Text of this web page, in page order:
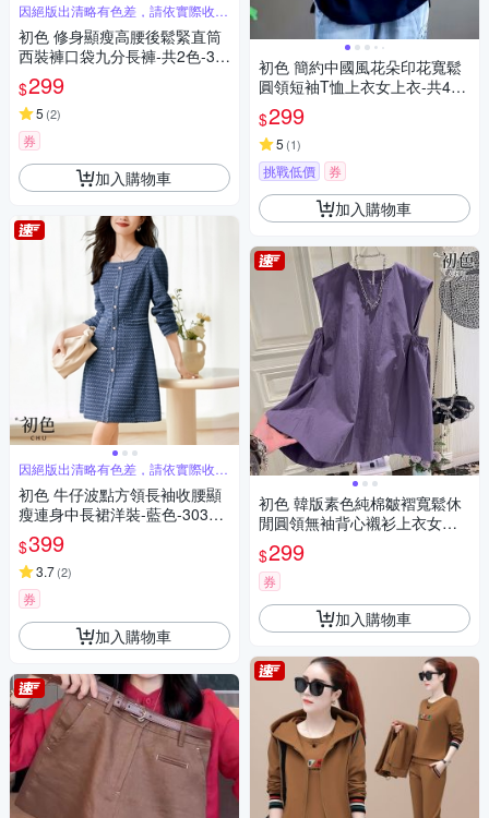
因絕版出清略有色差，請依實際收到
商品為主
初色 修身顯瘦高腰後鬆緊直筒
西裝褲口袋九分長褲-共2色-30
747(M-2XL可選)
$299
5 (2)
券
加入購物車
因絕版出清略有色差，請依實際收到
商品為主
初色 牛仔波點方領長袖收腰顯
瘦連身中長裙洋裝-藍色-30308
(M-2XL可選)
$399
3.7(2)
券
加入購物車
初色 簡約中國風花朵印花寬鬆
圓領短袖T恤上衣女上衣-共4
色-11423(M-3XL可選)
$299
5 (1)
挑戰低價 券
加入購物車
初色 韓版素色純棉皺褶寬鬆休
閒圓領無袖背心襯衫上衣女上
衣-共2色-12572(M-2XL可選)
$299
券
加入購物車